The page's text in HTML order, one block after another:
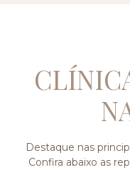
Destaque nas
Confira abaixo as